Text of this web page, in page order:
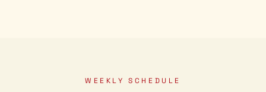
WEEKLY SCHEDULE